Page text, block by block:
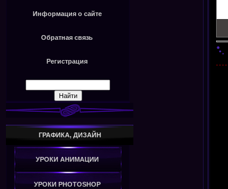
Информация о сайте
Обратная связь
Регистрация
ГРАФИКА, ДИЗАЙН
УРОКИ АНИМАЦИИ
УРОКИ PHOTOSHOP